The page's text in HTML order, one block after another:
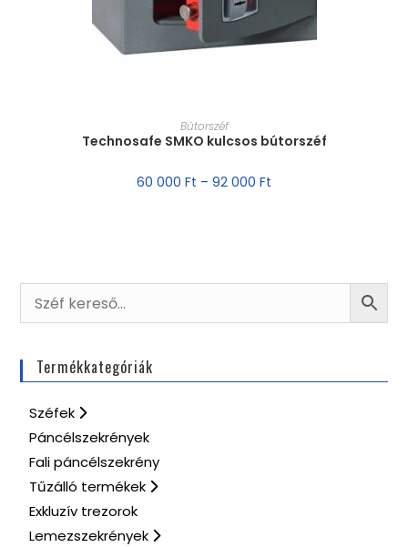
MÉRET VÁLASZTÁSA
Bútorszéf
Technosafe SMKO kulcsos bútorszéf
60 000 Ft – 92 000 Ft
Termékkategóriák
Széfek
Páncélszekrények
Fali páncélszekrény
Tűzálló termékek
Exkluzív trezorok
Lemezszekrények